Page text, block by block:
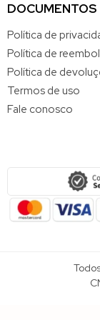
DOCUMENTOS
Política de
Política de
Política de
Termos de uso
Fale conosco